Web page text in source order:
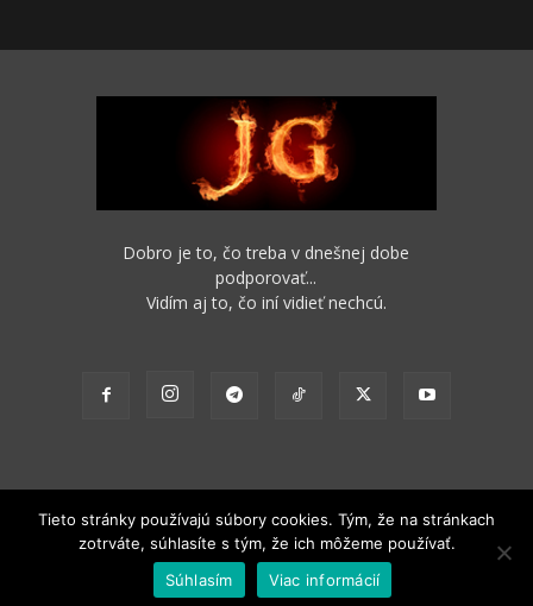
Dobro je to, čo treba v dnešnej dobe
podporovať...
Vidím aj to, čo iní vidieť nechcú.
2012 - 2022 Obsah stránok je možné s funkčným odkazom na pôvodný
zdroj ďalej nekomerčne šíriť.
Tieto stránky používajú súbory cookies. Tým, že na stránkach
zotrváte, súhlasíte s tým, že ich môžeme používať.
Súhlasím
Viac informácií